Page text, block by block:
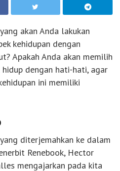
akan Anda lakukan
kehidupan dengan
Apakah Anda akan memilih
dengan hati-hati, agar
ini memiliki
diterjemahkan ke dalam
Renebook, Hector
mengajarkan pada kita